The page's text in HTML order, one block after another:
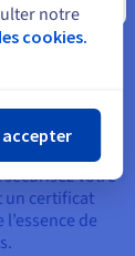
site
votre
un certificat
de
notre
cookies.